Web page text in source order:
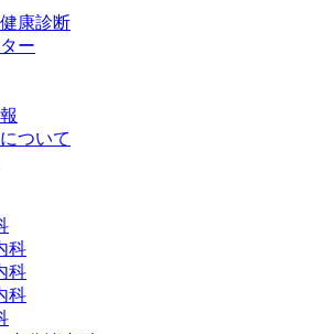
康診断
ー
ついて
科
科
科